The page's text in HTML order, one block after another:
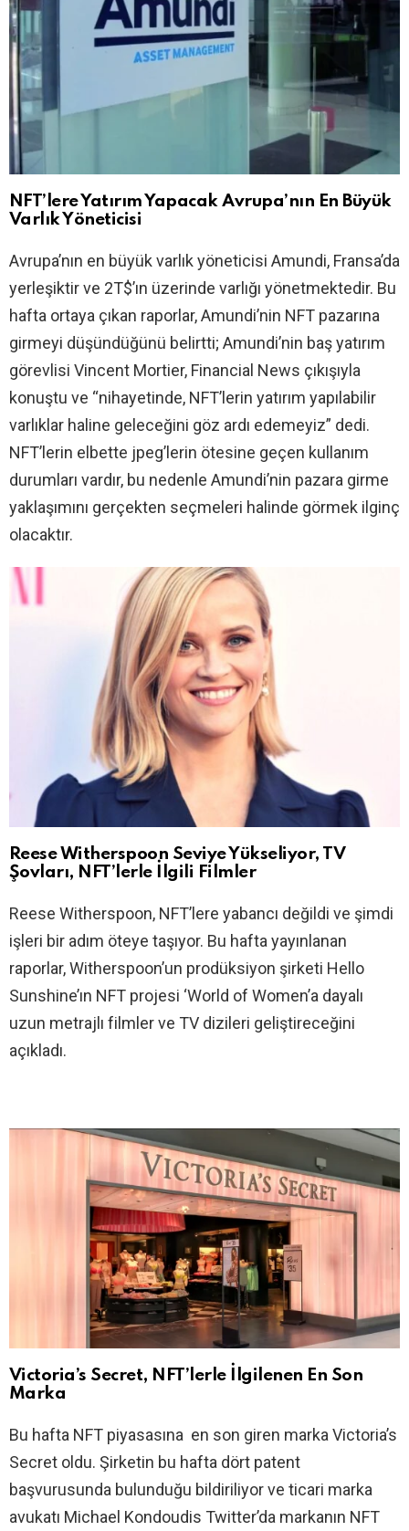
NFT’lere Yatırım Yapacak Avrupa’nın En Büyük
Varlık Yöneticisi
Avrupa’nın en büyük varlık yöneticisi Amundi, Fransa’da
yerleşiktir ve 2T$’ın üzerinde varlığı yönetmektedir. Bu
hafta ortaya çıkan raporlar, Amundi’nin NFT pazarına
girmeyi düşündüğünü belirtti; Amundi’nin baş yatırım
görevlisi Vincent Mortier, Financial News çıkışıyla
konuştu ve “nihayetinde, NFT’lerin yatırım yapılabilir
varlıklar haline geleceğini göz ardı edemeyiz” dedi.
NFT’lerin elbette jpeg’lerin ötesine geçen kullanım
durumları vardır, bu nedenle Amundi’nin pazara girme
yaklaşımını gerçekten seçmeleri halinde görmek ilginç
olacaktır.
Reese Witherspoon Seviye Yükseliyor, TV
Şovları, NFT’lerle İlgili Filmler
Reese Witherspoon, NFT’lere yabancı değildi ve şimdi
işleri bir adım öteye taşıyor. Bu hafta yayınlanan
raporlar, Witherspoon’un prodüksiyon şirketi Hello
Sunshine’ın NFT projesi ‘World of Women’a dayalı
uzun metrajlı filmler ve TV dizileri geliştireceğini
açıkladı.
Victoria’s Secret, NFT’lerle İlgilenen En Son
Marka
Bu hafta NFT piyasasına en son giren marka Victoria’s
Secret oldu. Şirketin bu hafta dört patent
başvurusunda bulunduğu bildiriliyor ve ticari marka
avukatı Michael Kondoudis Twitter’da markanın NFT